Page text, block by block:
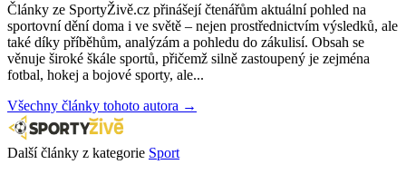
Články ze SportyŽivě.cz přinášejí čtenářům aktuální pohled na
sportovní dění doma i ve světě – nejen prostřednictvím výsledků, ale
také díky příběhům, analýzám a pohledu do zákulisí. Obsah se
věnuje široké škále sportů, přičemž silně zastoupený je zejména
fotbal, hokej a bojové sporty, ale...
Všechny články tohoto autora →
Další články z kategorie Sport